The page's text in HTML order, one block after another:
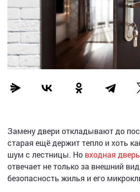
Замену двери откладывают до
старая ещё держит тепло и хоть
шум с лестницы. Но входная
отвечает не только за внешний
безопасность жилья и его